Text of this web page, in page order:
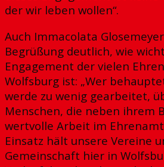
der wir leben wollen“.
Auch Immacolata
Begrüßung deutlich, wie
Engagement der vielen
Wolfsburg ist: „Wer
werde zu wenig gearbeitet,
Menschen, die neben ihrem
wertvolle Arbeit im
Einsatz hält unsere Vereine
Gemeinschaft hier in